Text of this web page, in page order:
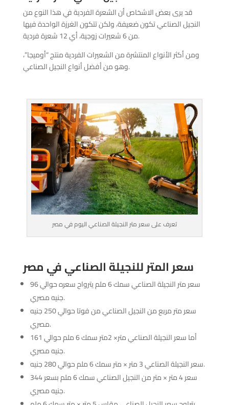
قد يرى بعض الاشخاص أن الشعرة الفردية في هذا النوع من
النجيل الصناعي تكون ضعيفة، ولكن تتكون الغرزة الواحدة فيها
من 6 شعيرات زوجية، أي 12 شعرة فردية.
ومن أكثر الأنواع المنتشرة من الشعيرات الفردية منتج “أوميجا”،
وهو من أفضل أنواع النجيل الصناعي.
تعرف على سعر متر النجيلة الصناعي اليوم في مصر
سعر المتر للنجيلة الصناعي في مصر
سعر متر النجيلة الصناعي سمك 6 ملم يترواح سعره حوالي 96
جنيه مصري.
سعر متر مربع من النجيل الصناعي من فوتا حوالي 250 جنيه
مصري.
أما سعر النجيلة الصناعي متر× 2متر سمك 6 ملم حوالي 161
جنيه مصري.
سعر النجيلة الصناعي 3 متر × متر سمك 6 ملم حوالي 280 جنيه.
سعر 4 متر × متر من النجيل الصناعي سمك 6 ملم بسعر 344
جنيه مصري.